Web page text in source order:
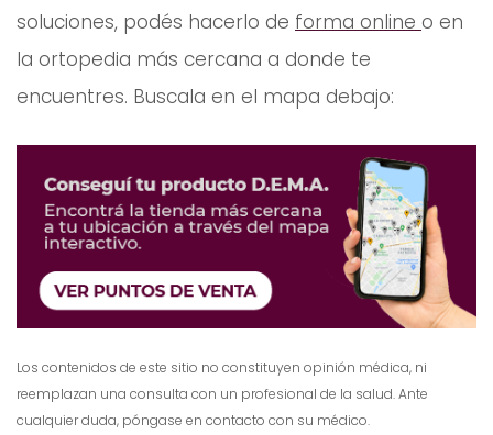
soluciones, podés hacerlo de forma online o en
la ortopedia más cercana a donde te
encuentres. Buscala en el mapa debajo:
Los contenidos de este sitio no constituyen opinión médica, ni
reemplazan una consulta con un profesional de la salud. Ante
cualquier duda, póngase en contacto con su médico.